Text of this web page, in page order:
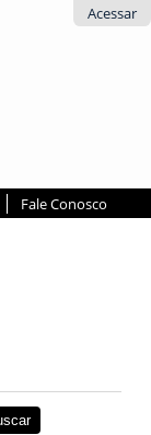
Acessar
Fale Conosco